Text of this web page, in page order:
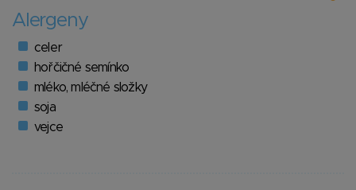
Alergeny
celer
hořčičné semínko
mléko, mléčné složky
soja
vejce